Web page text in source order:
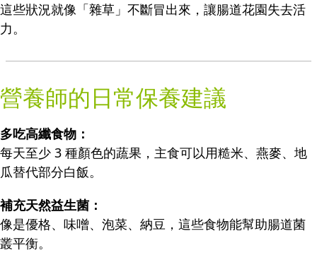
這些狀況就像「雜草」不斷冒出來，讓腸道花園失去活
力。
營養師的日常保養建議
多吃高纖食物：
每天至少 3 種顏色的蔬果，主食可以用糙米、燕麥、地
瓜替代部分白飯。
補充天然益生菌：
像是優格、味噌、泡菜、納豆，這些食物能幫助腸道菌
叢平衡。